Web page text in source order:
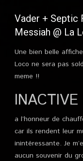
Vader + Septic
Messiah @ La
Une bien belle
Loco ne sera pas
meme !!
a l’honneur de
car ils rendent leur
inintéressante. Je
aucun souvenir du